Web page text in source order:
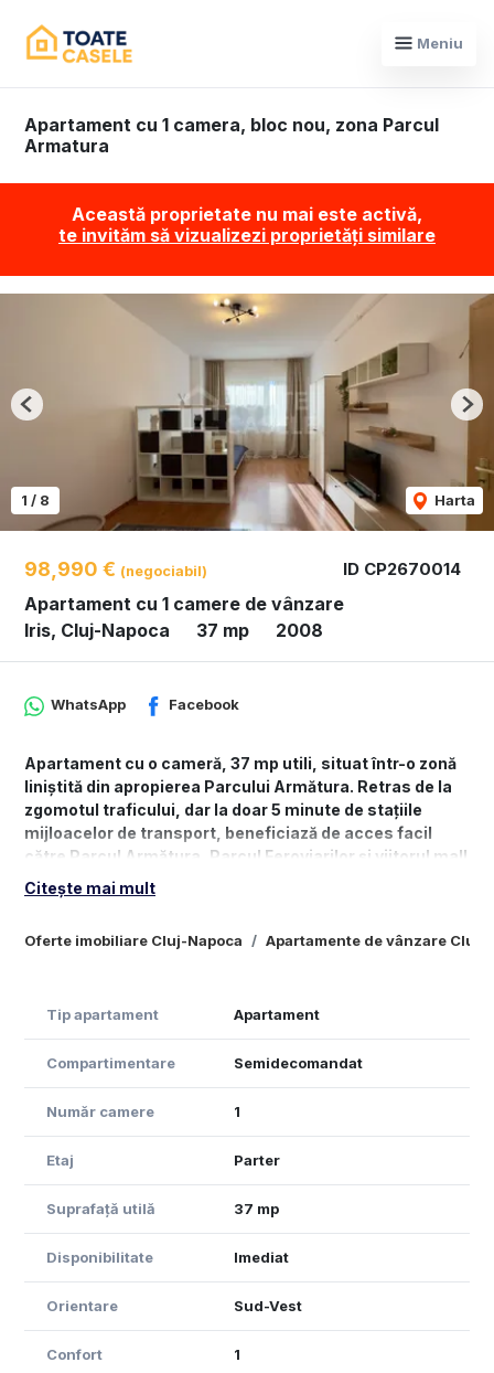
Meniu
Apartament cu 1 camera, bloc nou, zona Parcul
Armatura
Această proprietate nu mai este activă,
te invităm să vizualizezi proprietăți similare
ID CP2670014
98,990 € (negociabil)
Apartament cu 1 camere de vânzare
Iris, Cluj-Napoca
37 mp 2008
1 / 8 Harta
Previous
Oferte imobiliare Cluj-Napoca Apartamente de vânzare Cluj-
WhatsApp Facebook
Apartament cu o cameră, 37 mp utili, situat într-o zonă
liniștită din apropierea Parcului Armătura. Retras de la
zgomotul traficului, dar la doar 5 minute de stațiile
mijloacelor de transport, beneficiază de acces facil
către Parcul Armătura, Parcul Feroviarilor și viitorul mall
RIVUS, aflat în construcție.
fiind amplasat la parter înalt, într-un bloc construit în
și bucătărie separată.
Ideal pentru locuit sau investiție, acest apartament
este pregătit să devină noul tău cămin.
Toate Casele – partenerii tăi de încredere în imobiliare.
Citește mai mult
Tip apartament Apartament
Compartimentare Semidecomandat
Număr camere 1
Etaj Parter
Suprafață utilă 37 mp
Disponibilitate Imediat
Orientare Sud-Vest
Confort 1